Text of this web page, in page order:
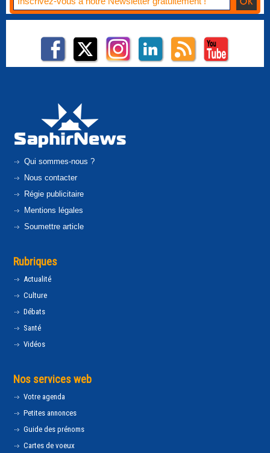
Qui sommes-nous ?
Nous contacter
Régie publicitaire
Mentions légales
Soumettre article
Rubriques
Actualité
Culture
Débats
Santé
Vidéos
Nos services web
Votre agenda
Petites annonces
Guide des prénoms
Cartes de voeux